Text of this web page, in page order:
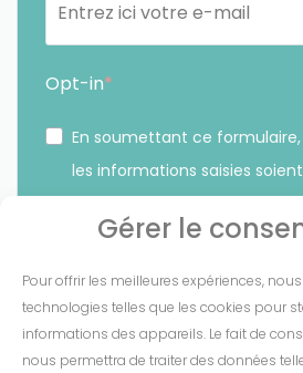
Gérer le
Pour offrir les meilleures expériences,
technologies telles que les cookies pour
informations des appareils. Le fait de
nous permettra de traiter des données
Opt-in
En soumettant ce
les informations saisies
sur le lien présent dans nos emails.
S'INSCRIRE